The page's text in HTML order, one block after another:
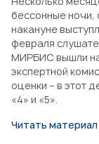
бессонные ночи,
накануне
февраля
МИРБИС вышли на
экспертной
оценки – в этот
«4» и «5».
Читать материал